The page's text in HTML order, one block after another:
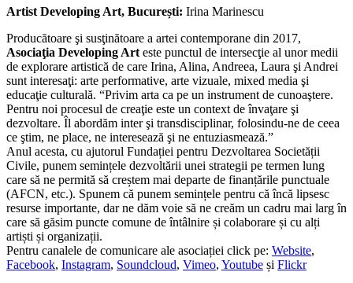
Artist Developing Art, București: Irina Marinescu
Producătoare şi susţinătoare a artei contemporane din 2017,
Asociaţia Developing Art este punctul de intersecţie al unor medii
de explorare artistică de care Irina, Alina, Andreea, Laura şi Andrei
sunt interesaţi: arte performative, arte vizuale, mixed media şi
educaţie culturală. “Privim arta ca pe un instrument de cunoaştere.
Pentru noi procesul de creaţie este un context de învaţare şi
dezvoltare. Îl abordăm inter şi transdisciplinar, folosindu-ne de ceea
ce ştim, ne place, ne interesează şi ne entuziasmează.”
Anul acesta, cu ajutorul Fundației pentru Dezvoltarea Societății
Civile, punem semințele dezvoltării unei strategii pe termen lung
care să ne permită să creștem mai departe de finanțările punctuale
(AFCN, etc.). Spunem că punem semințele pentru că încă lipsesc
resurse importante, dar ne dăm voie să ne creăm un cadru mai larg în
care să găsim puncte comune de întâlnire și colaborare și cu alți
artiști și organizații.
Pentru canalele de comunicare ale asociației click pe: Website,
Facebook, Instagram, Soundcloud, Vimeo, Youtube și Flickr